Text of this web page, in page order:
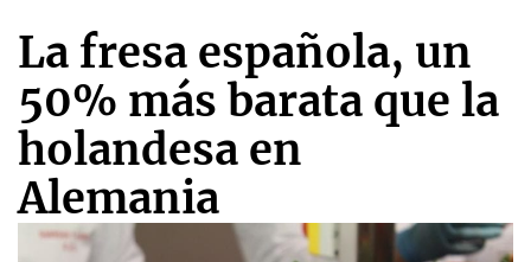
La fresa española, un
50% más barata que la
holandesa en
Alemania